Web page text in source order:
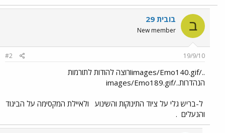
ב בובית 29
New member
19/9/10
#2
../images/Emo140.gifורוצה להודות לתורמות
הנהדרות../images/Emo189.gif
ל-בריש גלי על ציוד התינוקות והשינוע
ולאיילת המקסימה על הביגוד
והנעלים .